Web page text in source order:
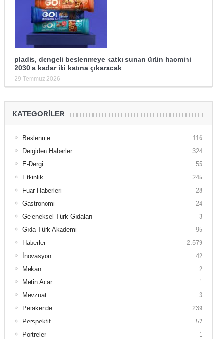
pladis, dengeli beslenmeye katkı sunan ürün hacmini
2030’a kadar iki katına çıkaracak
29 Temmuz 2026
KATEGORILER
Beslenme
116
Dergiden Haberler
324
E-Dergi
55
Etkinlik
245
Fuar Haberleri
28
Gastronomi
24
Geleneksel Türk Gıdaları
3
Gıda Türk Akademi
95
Haberler
2.579
İnovasyon
42
Mekan
2
Metin Acar
1
Mevzuat
3
Perakende
239
Perspektif
52
Portreler
1